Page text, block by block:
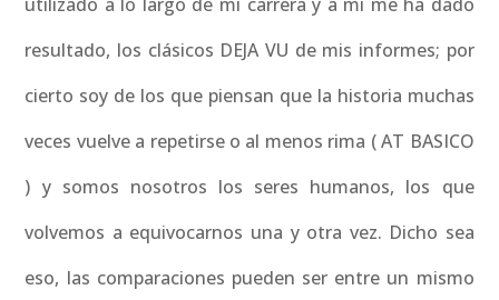
resultado, los clásicos DEJA VU de mis informes; por
cierto soy de los que piensan que la historia muchas
veces vuelve a repetirse o al menos rima ( AT BASICO
) y somos nosotros los seres humanos, los que
volvemos a equivocarnos una y otra vez. Dicho sea
eso, las comparaciones pueden ser entre un mismo